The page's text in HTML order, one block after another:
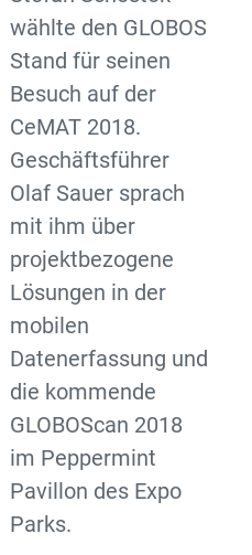
wählte den GLOBOS
Stand für seinen
Besuch auf der
CeMAT 2018.
Geschäftsführer
Olaf Sauer sprach
mit ihm über
projektbezogene
Lösungen in der
mobilen
Datenerfassung und
die kommende
GLOBOScan 2018
im Peppermint
Pavillon des Expo
Parks.